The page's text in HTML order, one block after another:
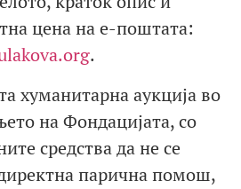
цена на е-поштата:
.
хуманитарна аукција во
на Фондацијата, со
средства да не се
парична помош,